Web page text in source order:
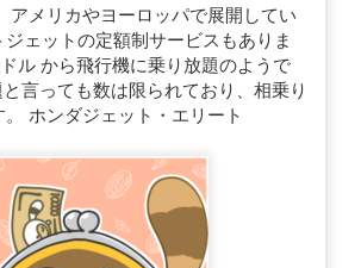
アメリカやヨーロッパで展開してい
ェットの定額制サービスもありま
ル から飛行機に乗り放題のようで
言っても数は限られており、相乗り
ホンダジェット・エリート